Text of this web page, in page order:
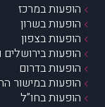
הופעות במרכז
הופעות בשרון
הופעות בצפון
הופעות בירושלים
הופעות בדרום
הופעות במישור
הופעות בחו”ל